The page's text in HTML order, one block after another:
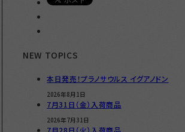
NEW TOPICS
本日発売！プラノサウルス イグアノドン
2026年8月1日
7月31日（金）入荷商品
2026年7月31日